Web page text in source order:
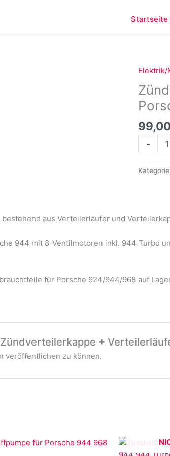
Startseite
Elektrik/
-
+
für
Porsche
924S
944
aus Verteilerläufer und
944 mit 8-Ventilmotoren inkl. 944 Turbo
für Porsche 924/944/968 auf
+
veröffentlichen zu können.